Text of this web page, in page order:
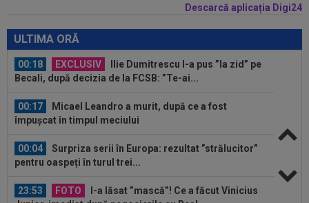
Descarcă aplicația Digi24
ULTIMA ORĂ
00:18 EXCLUSIV
Ilie Dumitrescu l-a pus ”la zid” pe
Becali, după decizia de la FCSB: ”Te-ai...
00:17
Micael Leandro a murit, după ce a fost
împușcat în timpul meciului
00:04
Surpriza serii în Europa: rezultat ”strălucitor”
pentru oaspeți în turul trei...
23:53 FOTO
I-a lăsat ”mască”! Ce a făcut Vinicius